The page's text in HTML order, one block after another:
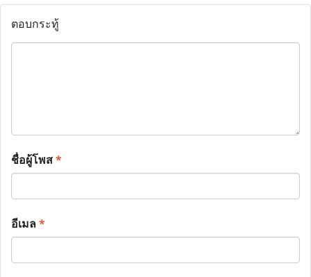
ตอบกระทู้
ชื่อผู้โพส*
อีเมล*